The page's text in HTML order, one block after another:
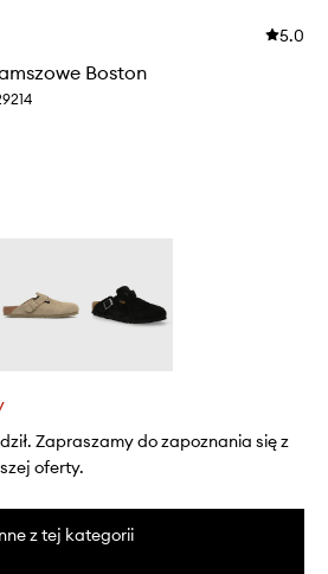
5.0
Boston
Zapraszamy do zapoznania się z
oferty.
z tej kategorii